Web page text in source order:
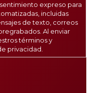
expreso para
incluidas
de texto, correos
Al enviar
términos y
privacidad